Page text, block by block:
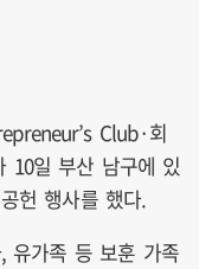
Club·회
10일 부산 남구에 있
헌 행사를 했다.
유가족 등 보훈 가족